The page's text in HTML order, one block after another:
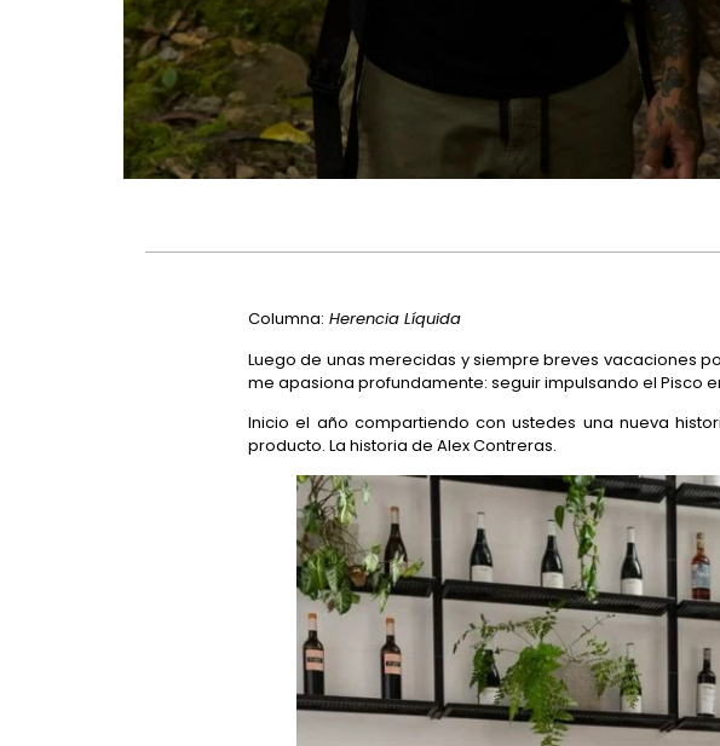
Columna: Herencia Líquida
Luego de unas merecidas y siempre breves vacaciones
me apasiona profundamente: seguir impulsando el Pisco
Inicio el año compartiendo con ustedes una nueva
producto. La historia de Alex Contreras.